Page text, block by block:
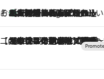
そおだよおこの関西おいしい、おやつ紀行6 Hours Ago
［大阪府箕面市］一皿一皿目の前で仕上げられる、料理を巧みに組み込んだアシェットデセールコース「ミチル アシェット デセール（Michiru assiette dessert）」
【CREA×星野リゾート】唯一無二。癒しと発見が待つ場所へ
2026.8.7
【トンボの足水浴】ヒノキの香りに包まれて涼感マックス！約13℃の湧水かけ流しを避暑地「星野温泉 トンボの湯」で体験